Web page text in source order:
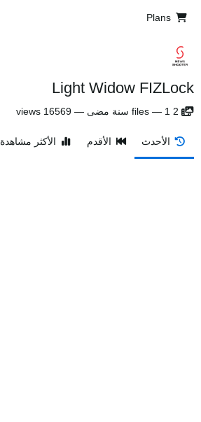
Plans
Light Widow FIZLock
2
files — 1 سنة مضى —
16569 views
الأحدث الأقدم الأكثر مشاهدة